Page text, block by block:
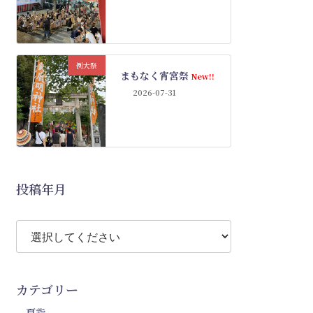
例大祭
まもなく宵宮祭 New!!
2026-07-31
投稿年月
カテゴリー